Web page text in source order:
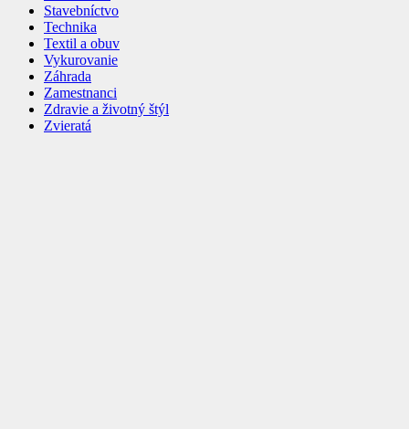
Stavebníctvo
Technika
Textil a obuv
Vykurovanie
Záhrada
Zamestnanci
Zdravie a životný štýl
Zvieratá